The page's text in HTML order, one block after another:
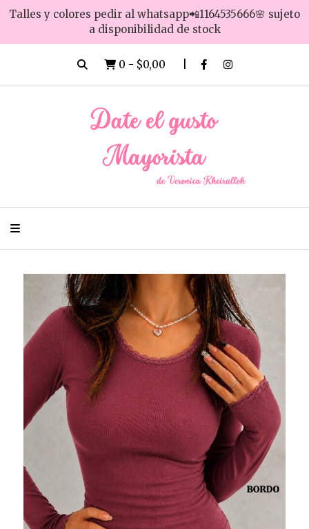
Talles y colores pedir al whatsapp📲1164535666🌸 sujeto
a disponibilidad de stock
0 - $0,00